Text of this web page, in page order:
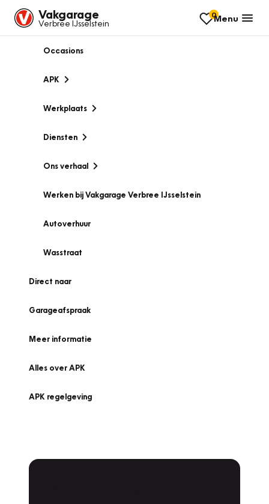
Vakgarage
Verbree IJsselstein
0Menu
Occasions
APK
Werkplaats
Diensten
Ons verhaal
Werken bij Vakgarage Verbree IJsselstein
Autoverhuur
Wasstraat
Direct naar
Garageafspraak
Meer informatie
Alles over APK
APK regelgeving